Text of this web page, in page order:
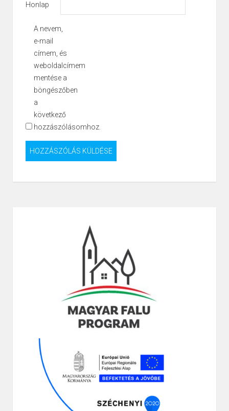
Honlap
A nevem,
e-mail
címem, és
weboldalcímem
mentése a
böngészőben
a
következő
hozzászólásomhoz.